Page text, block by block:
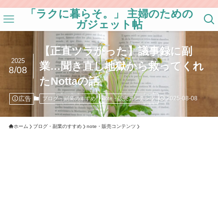
「ラクに暮らそ。」 主婦のための
ガジェット帖
【正直ツラかった】議事録に副
業…聞き直し地獄から救ってくれ
たNottaの話
2025
8/08
広告 ブログ・副業のすすめ note・販売コンテンツ 2025-08-08
ホーム ブログ・副業のすすめ note・販売コンテンツ